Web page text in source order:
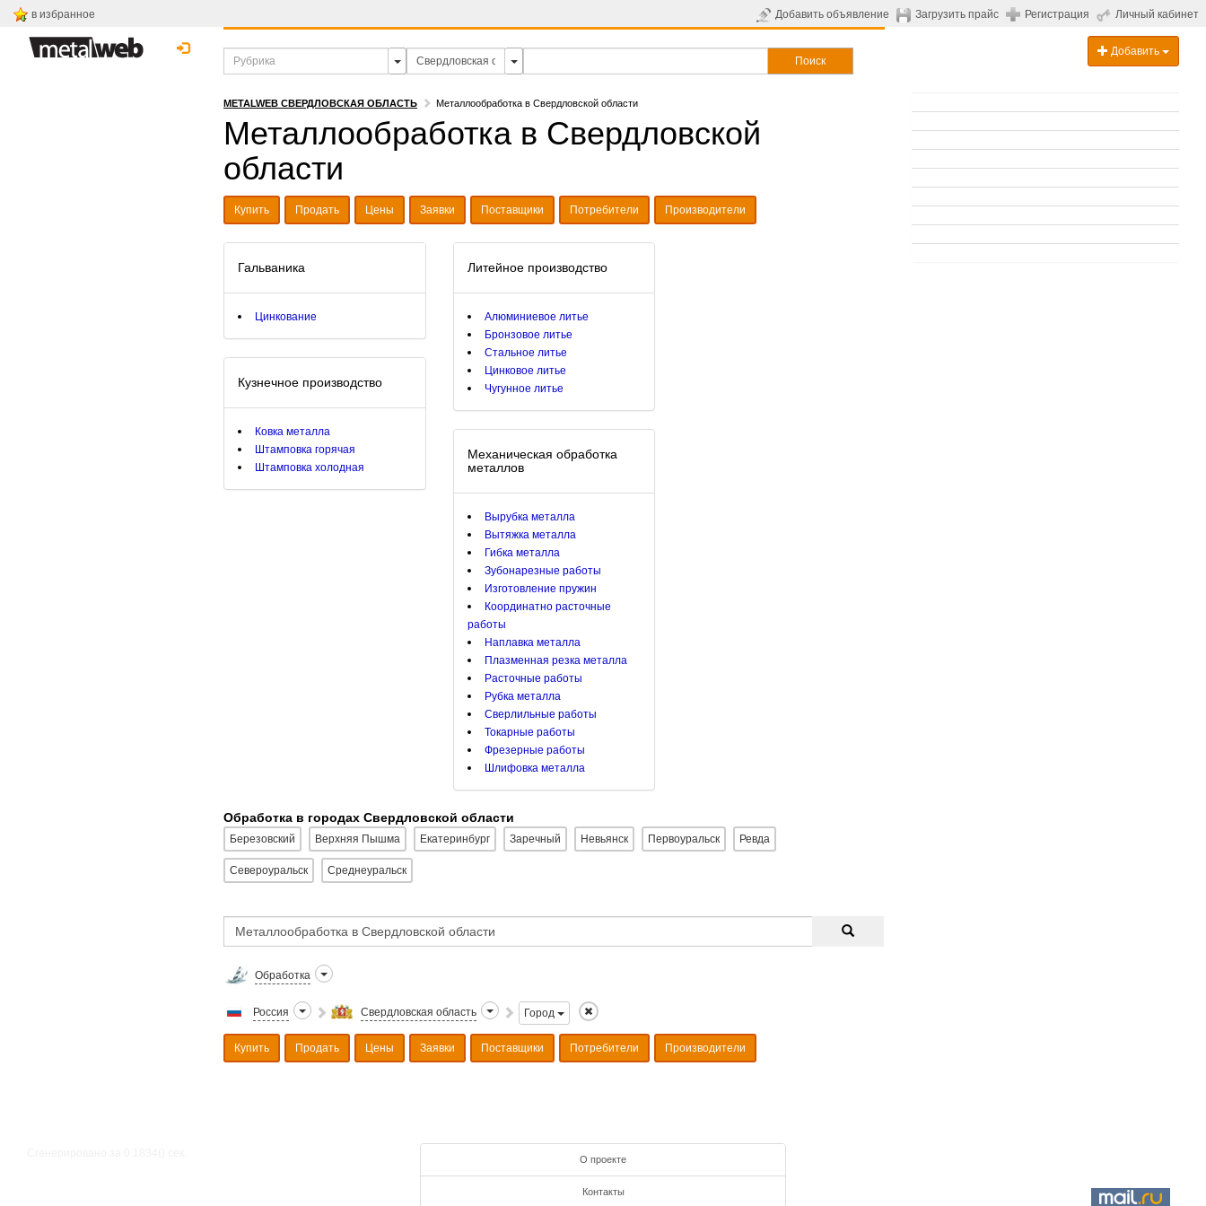
в избранное Добавить объявление Загрузить прайс Регистрация Личный кабинет
Поиск
Добавить
METALWEB СВЕРДЛОВСКАЯ ОБЛАСТЬ Металлообработка в Свердловской области
Металлообработка в Свердловской
области
Купить Продать Цены Заявки Поставщики Потребители Производители
Гальваника
Цинкование
Кузнечное производство
Ковка металла
Штамповка горячая
Штамповка холодная
Литейное производство
Алюминиевое литье
Бронзовое литье
Стальное литье
Цинковое литье
Чугунное литье
Механическая обработка
металлов
Вырубка металла
Вытяжка металла
Гибка металла
Зубонарезные работы
Изготовление пружин
Координатно расточные
работы
Наплавка металла
Плазменная резка металла
Расточные работы
Рубка металла
Сверлильные работы
Токарные работы
Фрезерные работы
Шлифовка металла
Обработка в городах Свердловской области
Березовский Верхняя Пышма Екатеринбург Заречный Невьянск Первоуральск Ревда
Североуральск Среднеуральск
Обработка
Россия Свердловская область Город
Купить Продать Цены Заявки Поставщики Потребители Производители
О проекте
Контакты